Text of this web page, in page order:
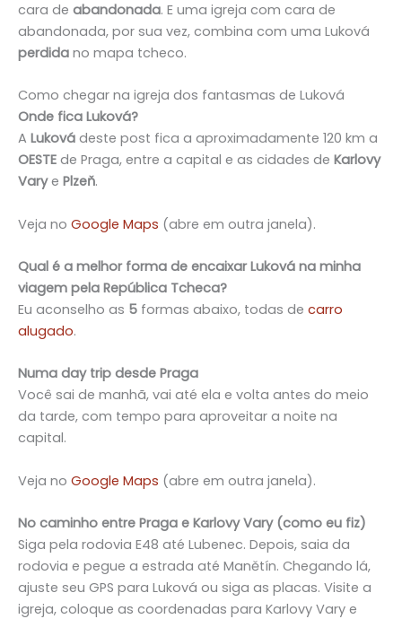
cara de abandonada. E uma igreja com cara de
abandonada, por sua vez, combina com uma Luková
perdida no mapa tcheco.
Como chegar na igreja dos fantasmas de Luková
Onde fica Luková?
A Luková deste post fica a aproximadamente 120 km a
OESTE de Praga, entre a capital e as cidades de Karlovy
Varye Plzeň.
Veja no Google Maps (abre em outra janela).
Qual é a melhor forma de encaixar Luková na minha
viagem pela República Tcheca?
Eu aconselho as 5 formas abaixo, todas de carro
alugado.
Numa day trip desde Praga
Você sai de manhã, vai até ela e volta antes do meio
da tarde, com tempo para aproveitar a noite na
capital.
Veja no Google Maps (abre em outra janela).
No caminho entre Praga e Karlovy Vary (como eu fiz)
Siga pela rodovia E48 até Lubenec. Depois, saia da
rodovia e pegue a estrada até Manětín. Chegando lá,
ajuste seu GPS para Luková ou siga as placas. Visite a
igreja, coloque as coordenadas para Karlovy Vary e